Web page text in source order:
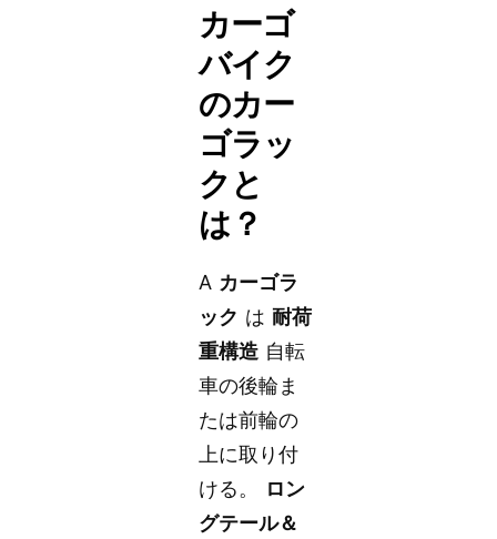
カーゴ
バイク
のカー
ゴラッ
クと
は？
A カーゴラ
ック は耐荷
重構造 自転
車の後輪ま
たは前輪の
上に取り付
ける。
ロン
グテール＆